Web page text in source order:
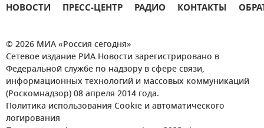
НОВОСТИ ПРЕСС-ЦЕНТР РАДИО КОНТАКТЫ
© 2026 МИА «Россия сегодня»
Сетевое издание РИА Новости зарегистрировано в
Федеральной службе по надзору в сфере связи,
информационных технологий и массовых коммуникаций
(Роскомнадзор) 08 апреля 2014 года.
Политика использования Cookie и автоматического
логирования